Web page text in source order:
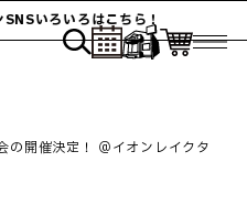
いろはこちら！
開催決定！ ＠イオンレイクタ